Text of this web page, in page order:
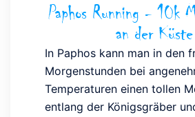
Paphos Running - 10k
an der Küste
In Paphos kann man in den
Morgenstunden bei
Temperaturen einen tollen
entlang der Königsgräber